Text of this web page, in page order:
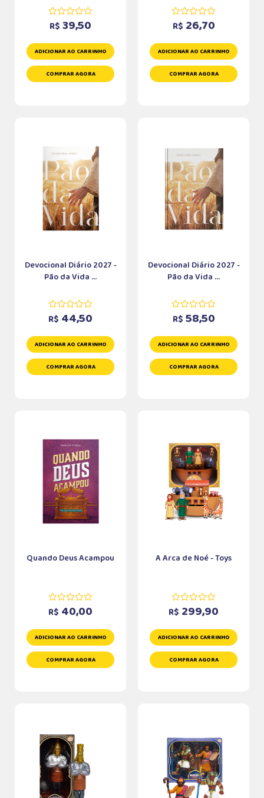
R$ 39,50
ADICIONAR AO CARRINHO
COMPRAR AGORA
R$ 26,70
ADICIONAR AO CARRINHO
COMPRAR AGORA
Devocional Diário 2027 -
Pão da Vida ...
R$ 44,50
ADICIONAR AO CARRINHO
COMPRAR AGORA
Devocional Diário 2027 -
Pão da Vida ...
R$ 58,50
ADICIONAR AO CARRINHO
COMPRAR AGORA
Quando Deus Acampou
R$ 40,00
ADICIONAR AO CARRINHO
COMPRAR AGORA
A Arca de Noé - Toys
R$ 299,90
ADICIONAR AO CARRINHO
COMPRAR AGORA